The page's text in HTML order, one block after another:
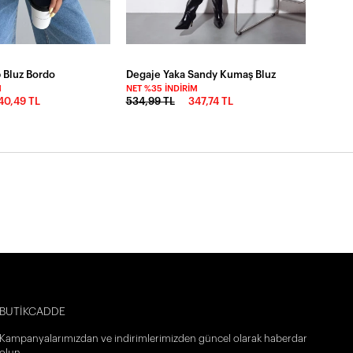
Bluz Bordo
TL
Degaje Yaka Sandy Kumaş Bluz
NET %35 İNDIRIM
534,99 TL 347,74 TL
BUTİKCADDE
Kampanyalarımızdan ve indirimlerimizden güncel olarak haberdar